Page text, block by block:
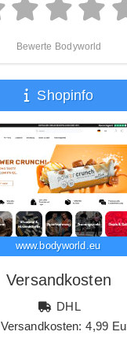
Bewerte Bodyworld
Shopinfo
www.bodyworld.eu
Versandkosten
DHL
Versandkosten: 4,99